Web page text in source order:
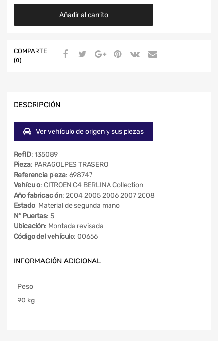
Añadir al carrito
COMPARTE
(0)
DESCRIPCIÓN
Ver vehículo de origen y sus piezas
RefID: 135089
Pieza: PARAGOLPES TRASERO
Referencia pieza: 698747
Vehículo: CITROEN C4 BERLINA Collection
Año fabricación: 2004 2005 2006 2007 2008
Estado: Material de segunda mano
Nº Puertas: 5
Ubicación: Montada revisada
Código del vehículo: 00666
INFORMACIÓN ADICIONAL
Peso
90 kg